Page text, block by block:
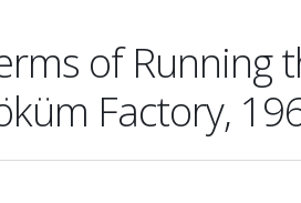
of Running
Factory,